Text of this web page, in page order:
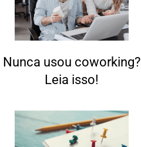
Nunca usou coworking?
Leia isso!